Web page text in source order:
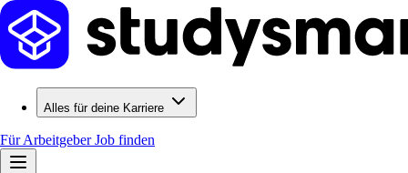
Alles für deine Karriere
Für ArbeitgeberJob finden